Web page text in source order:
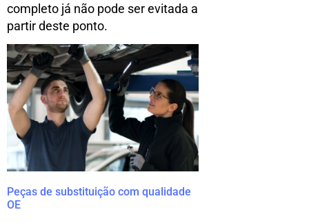
completo já não pode ser evitada a
partir deste ponto.
Peças de substituição com qualidade
OE